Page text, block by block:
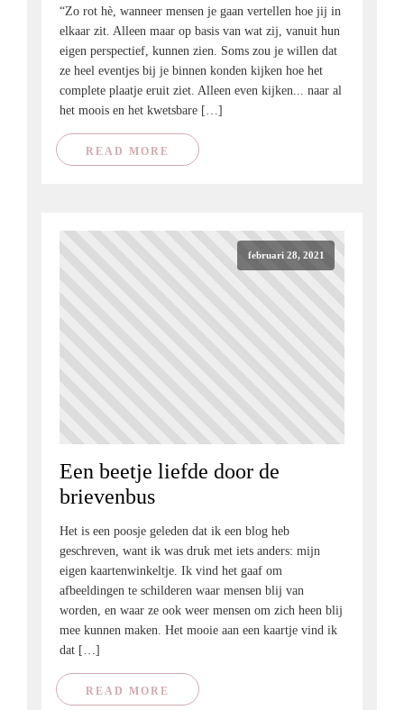
“Zo rot hè, wanneer mensen je gaan vertellen hoe jij in
elkaar zit. Alleen maar op basis van wat zij, vanuit hun
eigen perspectief, kunnen zien. Soms zou je willen dat
ze heel eventjes bij je binnen konden kijken hoe het
complete plaatje eruit ziet. Alleen even kijken... naar al
het moois en het kwetsbare […]
READ MORE
februari 28, 2021
Een beetje liefde door de
brievenbus
Het is een poosje geleden dat ik een blog heb
geschreven, want ik was druk met iets anders: mijn
eigen kaartenwinkeltje. Ik vind het gaaf om
afbeeldingen te schilderen waar mensen blij van
worden, en waar ze ook weer mensen om zich heen blij
mee kunnen maken. Het mooie aan een kaartje vind ik
dat […]
READ MORE